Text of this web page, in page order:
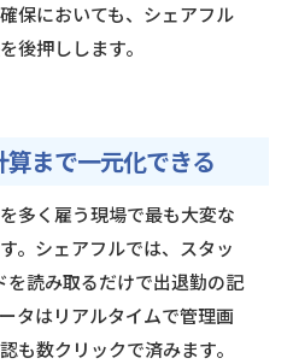
保においても、シェアフル
後押しします。
まで一元化できる
多く雇う現場で最も大変な
。シェアフルでは、スタッ
を読み取るだけで出退勤の記
タはリアルタイムで管理画
も数クリックで済みます。